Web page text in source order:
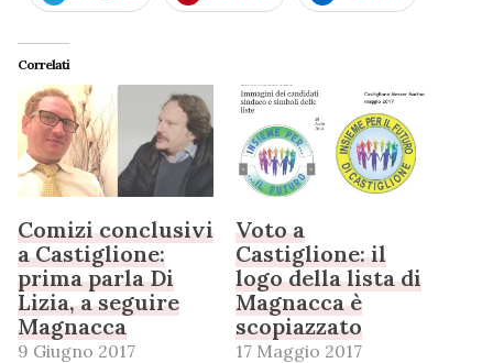
Correlati
Comizi conclusivi
a Castiglione:
prima parla Di
Lizia, a seguire
Magnacca
9 Giugno 2017
Voto a
Castiglione: il
logo della lista di
Magnacca è
scopiazzato
17 Maggio 2017